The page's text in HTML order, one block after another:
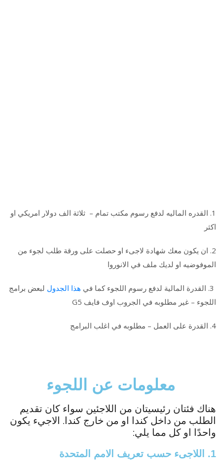
1. القدره الماليه لدفع رسوم مكتب تمام – ثلاثة الف دولار امريكي او
اكثر
2. ان يكون معك شهادة لاجىء او حصلت على ورقة طلب لجوء من
الموفوضيه او لديك ملف في الانوروا
هذا الجدول لبعض برامج
اللجوء – غير مطلوبه في الجروب اوف فايف G5
4. القدرة على العمل – مطلوبه في اغلب البرامج
معلومات عن اللجوء
هناك فئتان رئيسيتان من اللاجئين سواء كان تقديم
الطلب من داخل كندا او من خارج كندا. الاجيء يكون
واحدًا او كل مما يلي:
1. اللاجىء حسب تعريف الامم المتحدة